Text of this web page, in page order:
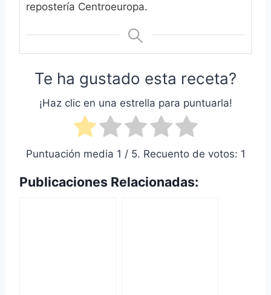
repostería Centroeuropa.
Te ha gustado esta receta?
¡Haz clic en una estrella para puntuarla!
Puntuación media 1 / 5. Recuento de votos: 1
Publicaciones Relacionadas: